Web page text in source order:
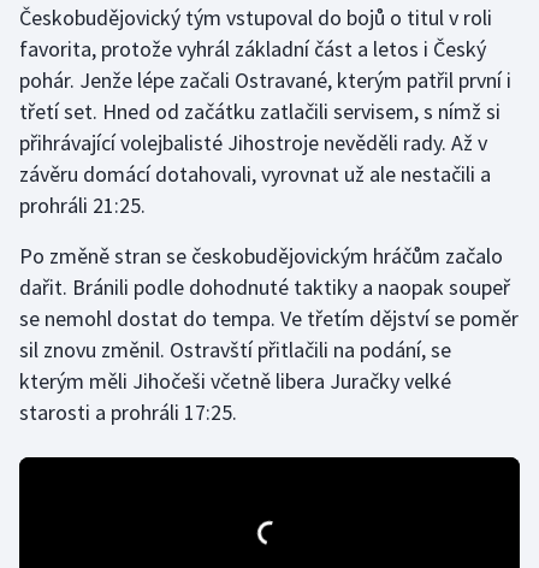
Florbal
Futsal
Golf
Gymnastika
Házená
Judo
Krasobruslení
Českobudějovický tým vstupoval do bojů o titul v roli
favorita, protože vyhrál základní část a letos i Český
pohár. Jenže lépe začali Ostravané, kterým patřil první i
třetí set. Hned od začátku zatlačili servisem, s nímž si
přihrávající volejbalisté Jihostroje nevěděli rady. Až v
závěru domácí dotahovali, vyrovnat už ale nestačili a
prohráli 21:25.
Po změně stran se českobudějovickým hráčům začalo
dařit. Bránili podle dohodnuté taktiky a naopak soupeř
se nemohl dostat do tempa. Ve třetím dějství se poměr
sil znovu změnil. Ostravští přitlačili na podání, se
kterým měli Jihočeši včetně libera Juračky velké
starosti a prohráli 17:25.